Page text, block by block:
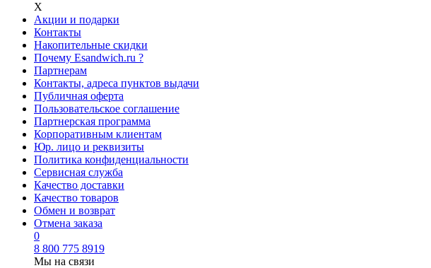
Х
Акции и подарки
Контакты
Накопительные скидки
Почему Esandwich.ru ?
Партнерам
Контакты, адреса пунктов выдачи
Публичная оферта
Пользовательское соглашение
Партнерская программа
Корпоративным клиентам
Юр. лицо и реквизиты
Политика конфиденциальности
Сервисная служба
Качество доставки
Качество товаров
Обмен и возврат
Отмена заказа
0
8 800 775 8919
Мы на связи